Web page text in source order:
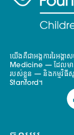
យើងគឺជាអង្គការរៃអង្
Medicine — ដែលមាន
របស់ខ្លួន — និងកម្មវិធីសុ
Stanford។